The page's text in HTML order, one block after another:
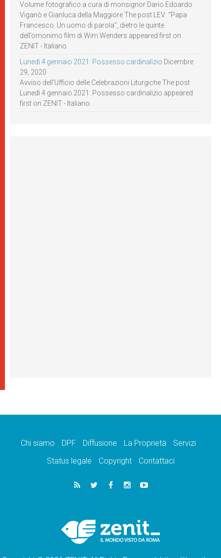
Volume fotografico a cura di monsignor Dario Edoardo
Viganò e Gianluca della Maggiore The post LEV: “Papa
Francesco. Un uomo di parola”, dietro le quinte
dell’omonimo film di Wim Wenders appeared first on
ZENIT - Italiano.
Lunedì 4 gennaio 2021: Possesso cardinalizio Dicembre
29, 2020
Avviso dell’Ufficio delle Celebrazioni Liturgiche The post
Lunedì 4 gennaio 2021: Possesso cardinalizio appeared
first on ZENIT - Italiano.
Chi siamo DPF Diffusione La Proprietà
Servizi
Status legale
Copyright Contattaci